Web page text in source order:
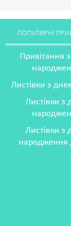
ПОПУЛЯРНІ
Привітання
Листівки з
Листівки з
Листівки з
народження